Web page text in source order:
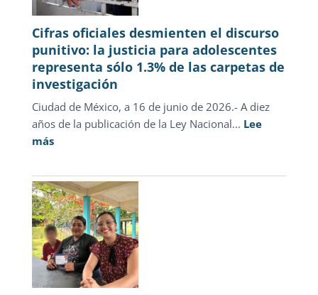
Cifras oficiales desmienten el discurso
punitivo: la justicia para adolescentes
representa sólo 1.3% de las carpetas de
investigación
Ciudad de México, a 16 de junio de 2026.- A diez
años de la publicación de la Ley Nacional... Lee
más:
oficiales
desmienten
el
discurso
punitivo:
la
justicia